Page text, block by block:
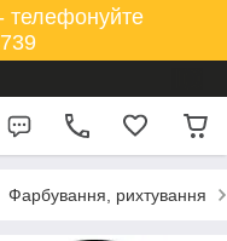
телефонуйте
Фарбування, рихтування